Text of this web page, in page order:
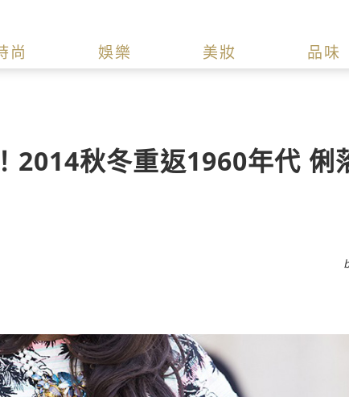
尚 娛樂 美妝 品味
2014秋冬重返1960年代 俐